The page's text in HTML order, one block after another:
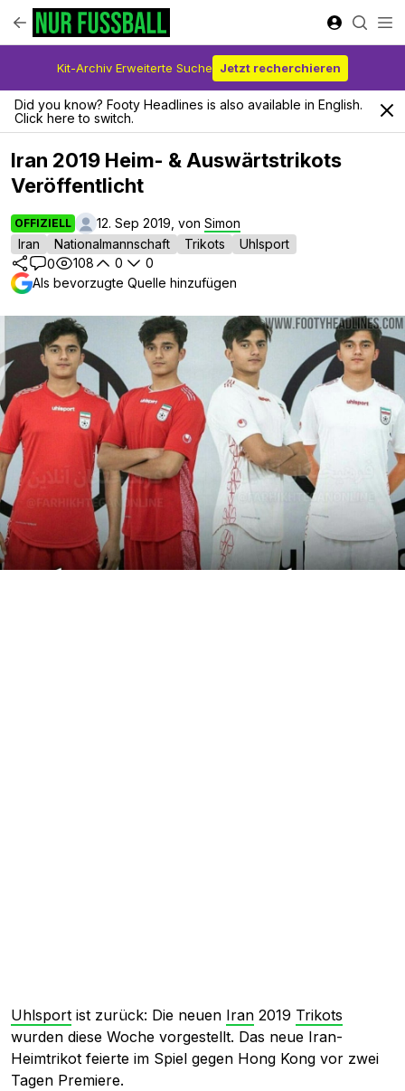
Kit-Archiv Erweiterte Suche Jetzt recherchieren
Did you know? Footy Headlines is also available in English.
Click here to switch.
Iran 2019 Heim- & Auswärtstrikots
Veröffentlicht
OFFIZIELL 12. Sep 2019, von Simon
Iran
Nationalmannschaft Trikots
Uhlsport
0
108 0
0
Als bevorzugte Quelle hinzufügen
Uhlsport ist zurück: Die neuen Iran 2019 Trikots
wurden diese Woche vorgestellt. Das neue Iran-
Heimtrikot feierte im Spiel gegen Hong Kong vor zwei
Tagen Premiere.